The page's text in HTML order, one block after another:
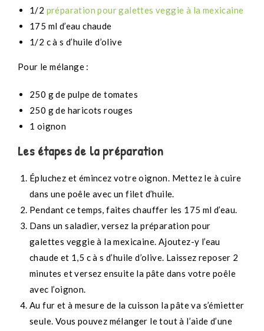
1/2 préparation pour galettes veggie à la mexicaine
175 ml d’eau chaude
1/2 c à s d’huile d’olive
Pour le mélange :
250 g de pulpe de tomates
250 g de haricots rouges
1 oignon
Les étapes de la préparation
Épluchez et émincez votre oignon. Mettez le à cuire
dans une poêle avec un filet d’huile.
Pendant ce temps, faites chauffer les 175 ml d’eau.
Dans un saladier, versez la préparation pour
galettes veggie à la mexicaine. Ajoutez-y l’eau
chaude et 1,5 c à s d’huile d’olive. Laissez reposer 2
minutes et versez ensuite la pâte dans votre poêle
avec l’oignon.
Au fur et à mesure de la cuisson la pâte va s’émietter
seule. Vous pouvez mélanger le tout à l’aide d’une